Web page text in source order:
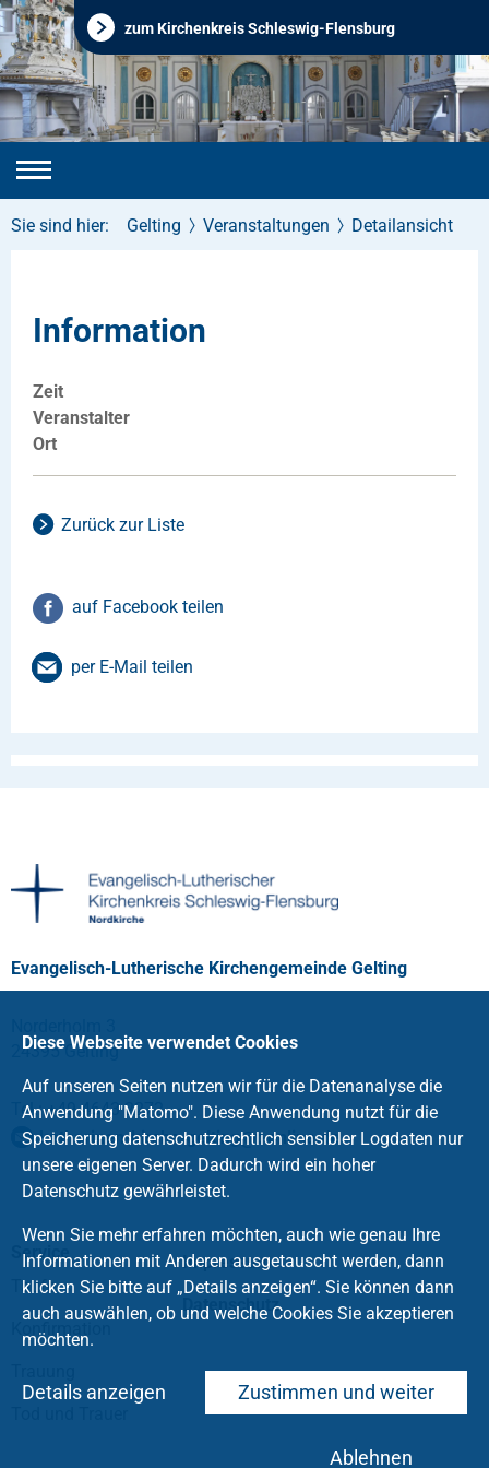
zum Kirchenkreis Schleswig-Flensburg
Sie sind hier: Gelting Veranstaltungen Detailansicht
Information
Zeit
Veranstalter
Ort
Zurück zur Liste
auf Facebook teilen
per E-Mail teilen
Evangelisch-Lutherische Kirchengemeinde Gelting
24395 Gelting
Tel.: +49 4643 2272
katharinen-kirche-gelting@t-online.de
Service
Taufe
Konfirmation
Impressum
Datenschutz
Diese Webseite verwendet Cookies
Auf unseren Seiten nutzen wir für die Datenanalyse die
Anwendung "Matomo". Diese Anwendung nutzt für die
Speicherung datenschutzrechtlich sensibler Logdaten nur
unsere eigenen Server. Dadurch wird ein hoher
Datenschutz gewährleistet.
Wenn Sie mehr erfahren möchten, auch wie genau Ihre
Informationen mit Anderen ausgetauscht werden, dann
klicken Sie bitte auf „Details anzeigen“. Sie können dann
auch auswählen, ob und welche Cookies Sie akzeptieren
möchten.
Zustimmen und weiter
Details anzeigen
Ablehnen